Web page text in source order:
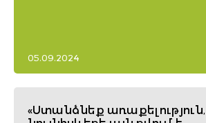
05.09.2024
«Ստանձնեք առաքելություն,